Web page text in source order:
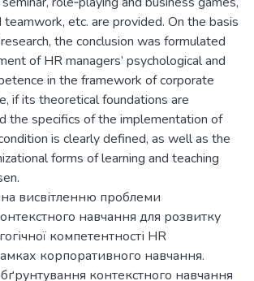
etc. are provided. On the basis
the conclusion was formulated
of HR managers’ psychological and
in the framework of corporate
if its theoretical foundations are
the specifics of the implementation of
is clearly defined, as well as the
forms of learning and teaching
висвітленню проблеми
навчання для розвитку
компетентності HR
корпоративного навчання.
контекстного навчання